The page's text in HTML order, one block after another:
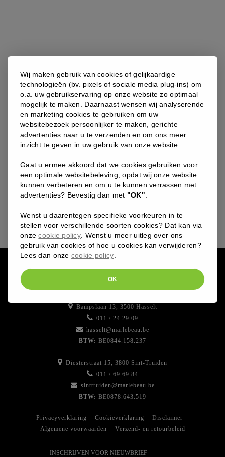
INSENTIALS – SMART VITAMINS FOR HER
Dé smart vitamines die elke vrouw nodig heeft, in één
capsule.
30,00€
Smart
Vitamins
Her
aantal
Bampslaan 13, 3500 Hasselt
011 / 24 29 09
hasselt@marlebeau.be
BTW: BE0844.158.237
Diesterstraat 15, 3800 Sint-Truiden
011 / 69 69 84
sinttruiden@marlebeau.be
BTW: BE0878.643.519
Privacyverklaring Cookieverklaring
Disclaimer
Algemene voorwaarden
Verzend- en retourbeleid
INSCHRIJVEN VOOR NIEUWBRIEF
Wij maken gebruik van cookies of gelijkaardige
technologieën (bv. pixels of sociale media plug-ins) om
o.a. uw gebruikservaring op onze website zo optimaal
mogelijk te maken. Daarnaast wensen wij analyserende
en marketing cookies te gebruiken om uw
websitebezoek persoonlijker te maken, gerichte
advertenties naar u te verzenden en om ons meer
inzicht te geven in uw gebruik van onze website.
Gaat u ermee akkoord dat we cookies gebruiken voor
een optimale websitebeleving, opdat wij onze website
kunnen verbeteren en om u te kunnen verrassen met
advertenties? Bevestig dan met "OK"
Wenst u daarentegen specifieke voorkeuren in te
stellen voor verschillende soorten cookies? Dat kan via
onzecookie policy . Wenst u meer uitleg over ons
gebruik van cookies of hoe u cookies kan verwijderen?
Lees dan onze cookie policy
OK